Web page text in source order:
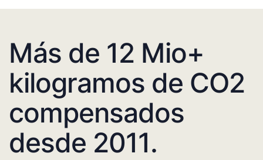
Más de 12 Mio+
kilogramos de CO2
compensados
desde 2011.